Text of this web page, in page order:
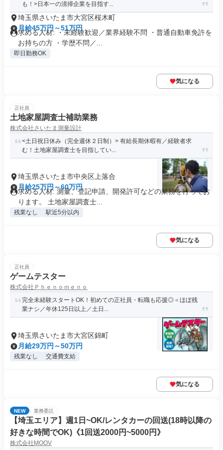
も！>日本一の清掃企業を目指す...
埼玉県さいたま市大宮区桜木町
月給45万円～51万円
求める人材: ・未経験歓迎／業界経験不問 ・普通自動車免許を
お持ちの方 ・学歴不問／...
即日勤務OK
気になる
正社員
土地家屋調査士補助業務
株式会社さいたま測量設計
<土日祝日休み（完全週休２日制）> 有給長期休暇有／経験者求
む！土地家屋調査士を目指してい...
埼玉県さいたま市中央区上落合
月給25万円～60万円
求める人材: 測量、登記申請、開発許可などの業務を行ってお
ります。 土地家屋調査士...
残業なし 駅近5分以内
気になる
正社員
ゲームテスター
株式会社Ｐｈｅｎｏｍｅｎｏ
完全未経験スタートOK！初めての正社員・転職も応援◎＜ほぼ残
業ナシ／年休125日以上／土日...
埼玉県さいたま市大宮区錦町
月給29万円～50万円
残業なし 交通費支給
気になる
NEW 業務委託
【埼玉エリア】週1日~OK/レンタカーの回送(18時以降の
好きな時間でOK)《1回送2000円~5000円》
株式会社MOOV